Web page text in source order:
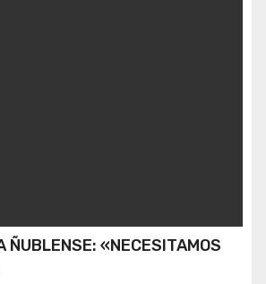
ÑUBLENSE: «NECESITAMOS